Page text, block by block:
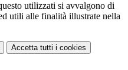
utilizzati si avvalgono di
utili alle finalità illustrate nella
Accetta tutti i cookies